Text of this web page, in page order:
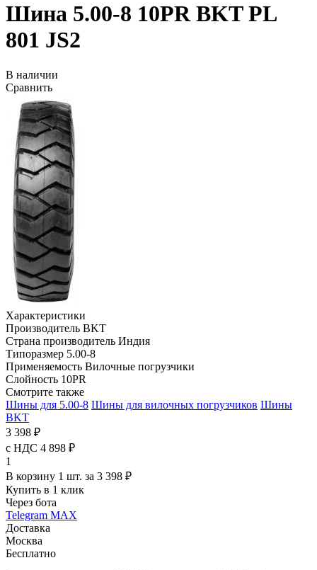
Шина 5.00-8 10PR BKT PL
801 JS2
В наличии
Сравнить
Характеристики
Производитель BKT
Страна производитель Индия
Типоразмер 5.00-8
Применяемость Вилочные погрузчики
Слойность 10PR
Смотрите также
Шины для 5.00-8 Шины для вилочных погрузчиков Шины
BKT
3 398 ₽
с НДС 4 898 ₽
1
В корзину 1 шт. за 3 398 ₽
Купить в 1 клик
Через бота
Telegram MAX
Доставка
Москва
Бесплатно